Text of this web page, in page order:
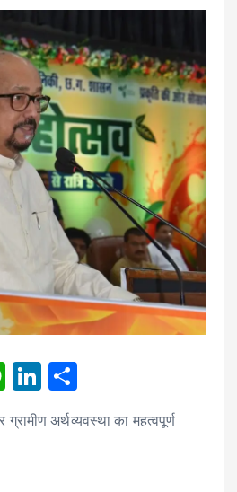
W
at
Li
k ar
अर्थव्यवस्था का महत्वपूर्ण